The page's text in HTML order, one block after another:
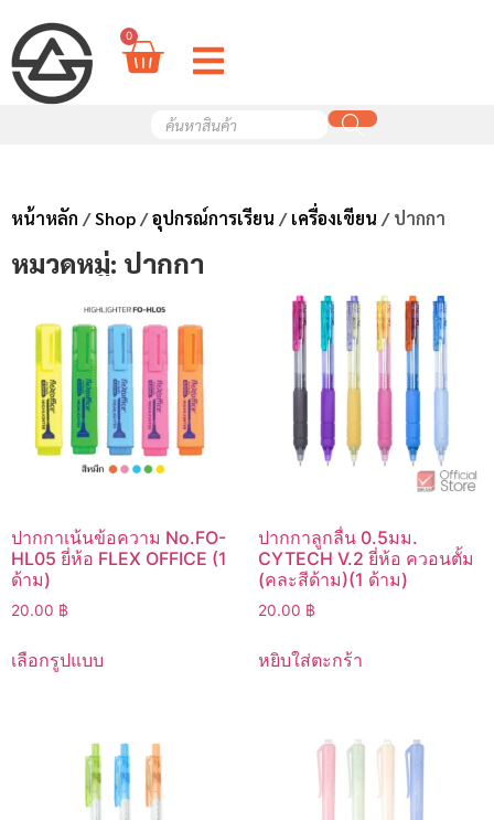
0
หน้าหลัก /Shop /อุปกรณ์การเรียน /เครื่องเขียน / ปากกา
หมวดหมู่: ปากกา
ปากกาเน้นข้อความ No.FO-
HL05 ยี่ห้อ FLEX OFFICE (1
ด้าม)
20.00 ฿
เลือกรูปแบบ
ปากกาลูกลื่น 0.5มม.
CYTECH V.2 ยี่ห้อ ควอนตั้ม
(คละสีด้าม)(1 ด้าม)
20.00 ฿
หยิบใส่ตะกร้า